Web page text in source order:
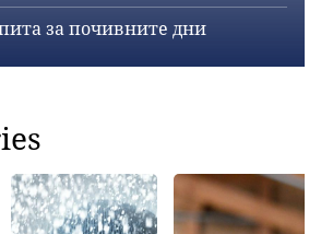
за почивните дни